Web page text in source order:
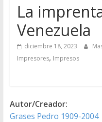
La
Venezuela
diciembre 18, 2023
Impresores, Impresos
Autor/Creador:
Grases Pedro 1909-2004